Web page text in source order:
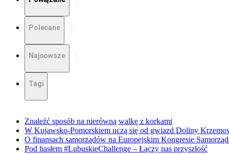
Polecane
Najnowsze
Tagi
Znaleźć sposób na nierówną walkę z korkami
W Kujawsko-Pomorskiem uczą się od gwiazd Doliny
O finansach samorządów na Europejskim Kongresie
Pod hasłem #LubuskieChallenge – Łączy nas przyszłość